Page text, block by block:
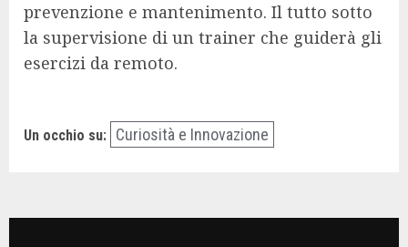
prevenzione e mantenimento. Il tutto sotto
la supervisione di un trainer che guiderà gli
esercizi da remoto.
Un occhio su: Curiosità e Innovazione